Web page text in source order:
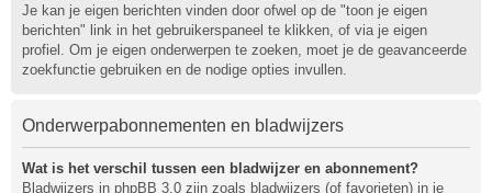
Je kan je eigen berichten vinden door ofwel op de "toon je eigen
berichten" link in het gebruikerspaneel te klikken, of via je eigen
profiel. Om je eigen onderwerpen te zoeken, moet je de geavanceerde
zoekfunctie gebruiken en de nodige opties invullen.
Onderwerpabonnementen en bladwijzers
Wat is het verschil tussen een bladwijzer en abonnement?
Bladwijzers in phpBB 3.0 zijn zoals bladwijzers (of favorieten) in je